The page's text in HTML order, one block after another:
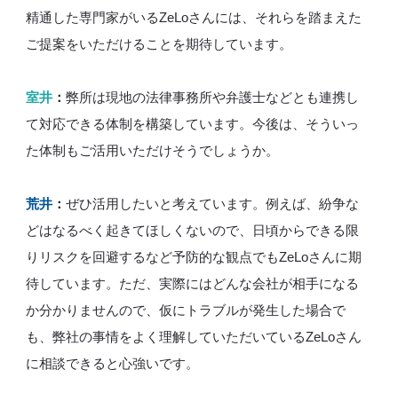
精通した専門家がいるZeLoさんには、それらを踏まえた
ご提案をいただけることを期待しています。
室井 ：弊所は現地の法律事務所や弁護士などとも連携し
て対応できる体制を構築しています。今後は、そういっ
た体制もご活用いただけそうでしょうか。
荒井 ：ぜひ活用したいと考えています。例えば、紛争な
どはなるべく起きてほしくないので、日頃からできる限
りリスクを回避するなど予防的な観点でもZeLoさんに期
待しています。ただ、実際にはどんな会社が相手になる
か分かりませんので、仮にトラブルが発生した場合で
も、弊社の事情をよく理解していただいているZeLoさん
に相談できると心強いです。